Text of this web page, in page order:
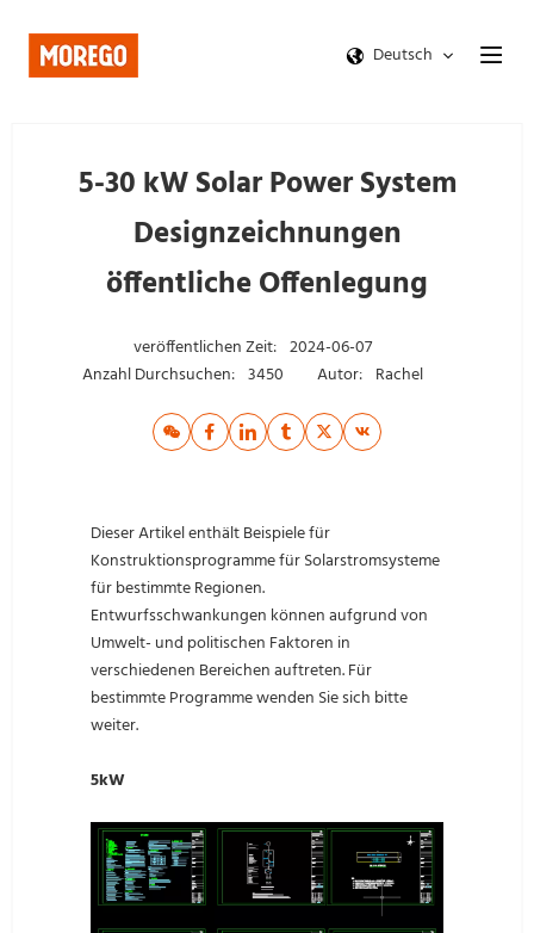
Deutsch
5-30 kW Solar Power System
Designzeichnungen
öffentliche Offenlegung
veröffentlichen Zeit: 2024-06-07
Anzahl Durchsuchen: 3450 Autor: Rachel
Dieser Artikel enthält Beispiele für
Konstruktionsprogramme für Solarstromsysteme
für bestimmte Regionen.
Entwurfsschwankungen können aufgrund von
Umwelt- und politischen Faktoren in
verschiedenen Bereichen auftreten. Für
bestimmte Programme wenden Sie sich bitte
weiter.
5kW